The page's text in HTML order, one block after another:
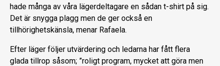
hade många av våra lägerdeltagare en sådan t-shirt på sig.
Det är snygga plagg men de ger också en
tillhörighetskänsla, menar Rafaela.
Efter läger följer utvärdering och ledarna har fått flera
glada tillrop såsom; ”roligt program, mycket att göra men